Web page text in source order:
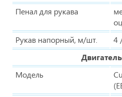
Пенал для рукава
Рукав напорный, м/шт.
4
Двигатель
Модель